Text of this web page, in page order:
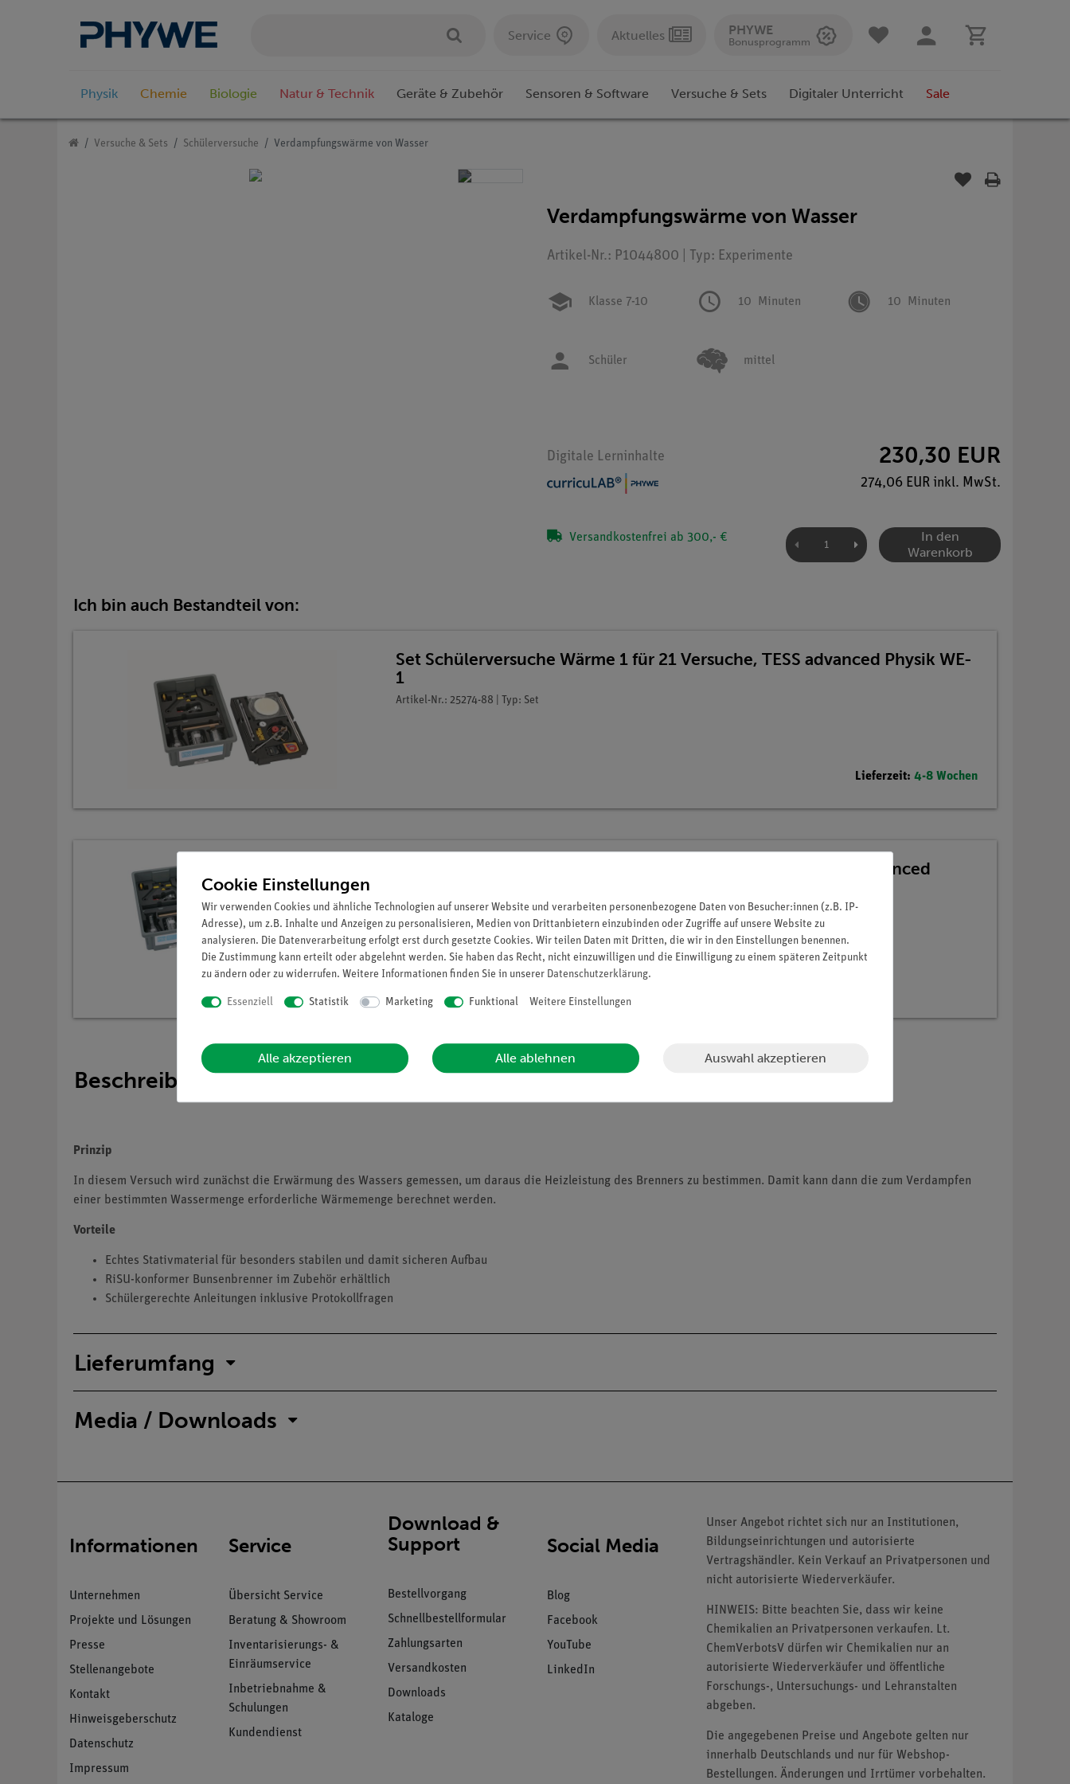
Service Aktuelles PHYWE
Bonusprogramm
Physik Chemie Biologie Natur & Technik Geräte & Zubehör Sensoren & Software Versuche & Sets Digitaler Unterricht Sale
Versuche & Sets Schülerversuche Verdampfungswärme von Wasser
Verdampfungswärme von Wasser
Artikel-Nr.: P1044800 | Typ: Experimente
Klasse 7-10 10 Minuten 10 Minuten
Schüler mittel
Digitale Lerninhalte 230,30 EUR
274,06 EUR inkl. MwSt.
Versandkostenfrei ab 300,- €
In den
Warenkorb
Ich bin auch Bestandteil von:
Set Schülerversuche Wärme 1 für 21 Versuche, TESS advanced Physik WE-
1
Artikel-Nr.: 25274-88 | Typ: Set
Lieferzeit: 4-8 Wochen
Digitalset Schülerversuche Wärme 1 für 21 Versuche, TESS advanced
Artikel-Nr.: 25274-88D | Typ: Set
Beschreibung
Prinzip
In diesem Versuch wird zunächst die Erwärmung des Wassers gemessen, um daraus die Heizleistung des Brenners zu bestimmen. Damit kann dann die zum Verdampfen
einer bestimmten Wassermenge erforderliche Wärmemenge berechnet werden.
Vorteile
Echtes Stativmaterial für besonders stabilen und damit sicheren Aufbau
RiSU-konformer Bunsenbrenner im Zubehör erhältlich
Schülergerechte Anleitungen inklusive Protokollfragen
Lieferumfang
Media / Downloads
Informationen
Unternehmen
Projekte und Lösungen
Presse
Stellenangebote
Kontakt
Hinweisgeberschutz
Datenschutz
Impressum
Service
Übersicht Service
Beratung & Showroom
Inventarisierungs- &
Einräumservice
Inbetriebnahme &
Schulungen
Kundendienst
Download &
Support
Bestellvorgang
Schnellbestellformular
Zahlungsarten
Versandkosten
Downloads
Kataloge
Social Media
Blog
Facebook
YouTube
LinkedIn
Unser Angebot richtet sich nur an Institutionen,
Bildungseinrichtungen und autorisierte
Vertragshändler. Kein Verkauf an Privatpersonen und
nicht autorisierte Wiederverkäufer.
HINWEIS: Bitte beachten Sie, dass wir keine
Chemikalien an Privatpersonen verkaufen. Lt.
ChemVerbotsV dürfen wir Chemikalien nur an
autorisierte Wiederverkäufer und öffentliche
Forschungs-, Untersuchungs- und Lehranstalten
abgeben.
Die angegebenen Preise und Angebote gelten nur
innerhalb Deutschlands und nur für Webshop-
Bestellungen. Änderungen und Irrtümer vorbehalten.
Cookie Einstellungen
Wir verwenden Cookies und ähnliche Technologien auf unserer Website und verarbeiten personenbezogene Daten von Besucher:innen (z.B. IP-
Adresse), um z.B. Inhalte und Anzeigen zu personalisieren, Medien von Drittanbietern einzubinden oder Zugriffe auf unsere Website zu
analysieren. Die Datenverarbeitung erfolgt erst durch gesetzte Cookies. Wir teilen Daten mit Dritten, die wir in den Einstellungen benennen.
Die Zustimmung kann erteilt oder abgelehnt werden. Sie haben das Recht, nicht einzuwilligen und die Einwilligung zu einem späteren Zeitpunkt
zu ändern oder zu widerrufen. Weitere Informationen finden Sie in unserer Daten­schutz­erklärung.
Essenziell Statistik Marketing Funktional Weitere Einstellungen
Alle akzeptieren Alle ablehnen Auswahl akzeptieren